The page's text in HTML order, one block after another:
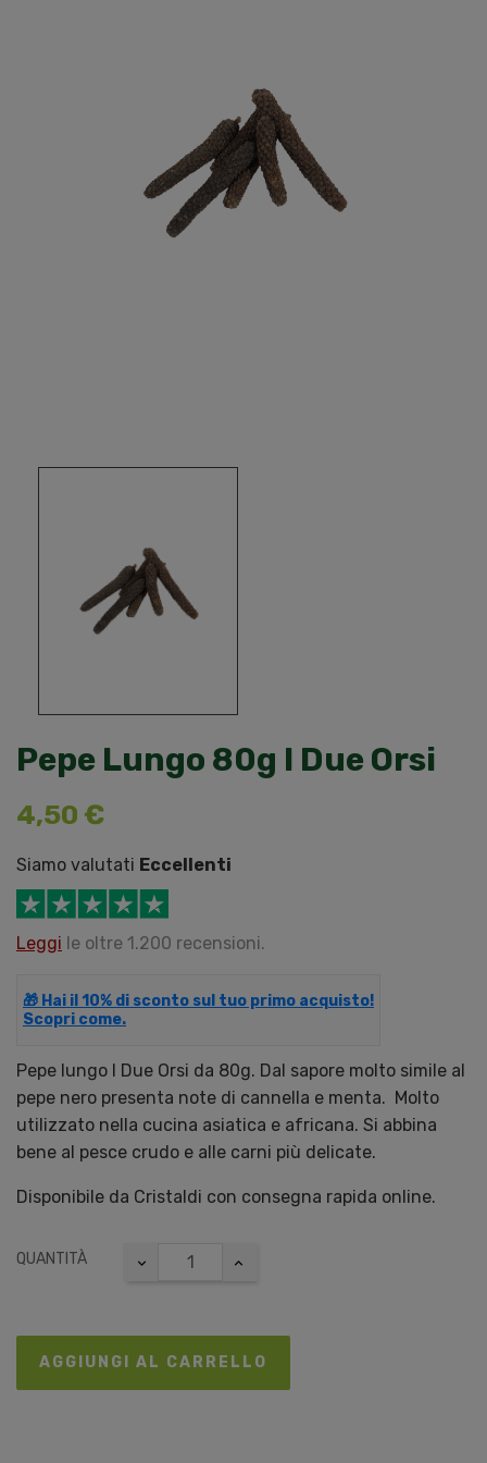
Pepe Lungo 80g I Due Orsi
4,50 €
Siamo valutati Eccellenti
Leggi le oltre 1.200 recensioni.
🎁 Hai il 10% di sconto sul tuo primo acquisto!
Scopri come.
Pepe lungo I Due Orsi da 80g. Dal sapore molto simile al
pepe nero presenta note di cannella e menta. Molto
utilizzato nella cucina asiatica e africana. Si abbina
bene al pesce crudo e alle carni più delicate.
Disponibile da Cristaldi con consegna rapida online.
QUANTITÀ
AGGIUNGI AL CARRELLO